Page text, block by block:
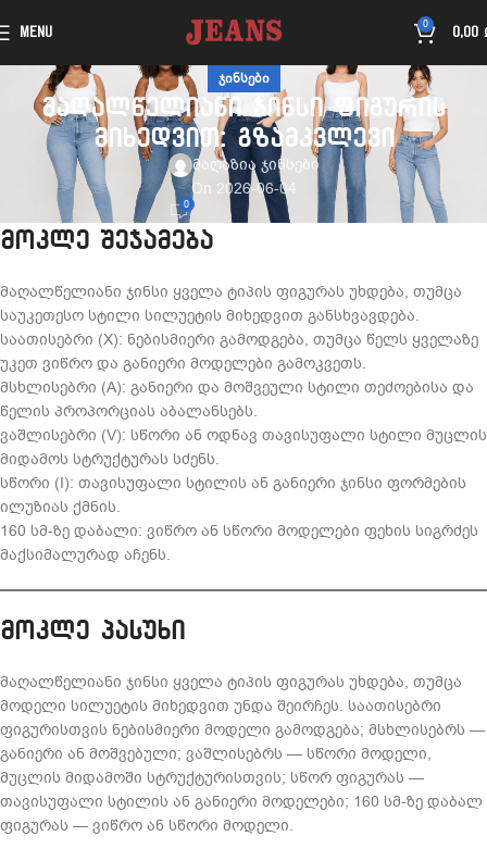
MENU
0
0,00
ᲯᲘᲜᲡᲔᲑᲘ
მაღალწელიანი ჯინსი ფიგურის
მიხედვით: გზამკვლევი
მაღაზია ჯინსები
On 2026-06-04
0
მოკლე შეჯამება
მაღალწელიანი ჯინსი ყველა ტიპის ფიგურას უხდება, თუმცა
საუკეთესო სტილი სილუეტის მიხედვით განსხვავდება.
საათისებრი (X): ნებისმიერი გამოდგება, თუმცა წელს ყველაზე
უკეთ ვიწრო და განიერი მოდელები გამოკვეთს.
მსხლისებრი (A): განიერი და მოშვეული სტილი თეძოებისა და
წელის პროპორციას აბალანსებს.
ვაშლისებრი (V): სწორი ან ოდნავ თავისუფალი სტილი მუცლის
მიდამოს სტრუქტურას სძენს.
სწორი (I): თავისუფალი სტილის ან განიერი ჯინსი ფორმების
ილუზიას ქმნის.
160 სმ-ზე დაბალი: ვიწრო ან სწორი მოდელები ფეხის სიგრძეს
მაქსიმალურად აჩენს.
მოკლე პასუხი
მაღალწელიანი ჯინსი ყველა ტიპის ფიგურას უხდება, თუმცა
მოდელი სილუეტის მიხედვით უნდა შეირჩეს. საათისებრი
ფიგურისთვის ნებისმიერი მოდელი გამოდგება; მსხლისებრს —
განიერი ან მოშვებული; ვაშლისებრს — სწორი მოდელი,
მუცლის მიდამოში სტრუქტურისთვის; სწორ ფიგურას —
თავისუფალი სტილის ან განიერი მოდელები; 160 სმ-ზე დაბალ
ფიგურას — ვიწრო ან სწორი მოდელი.